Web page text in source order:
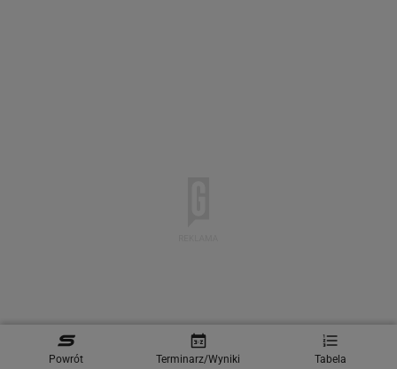
Powrót Terminarz/Wyniki Tabela